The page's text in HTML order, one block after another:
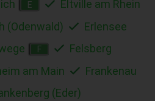
E
Eltville am Rhein
(Odenwald)
Erlensee
F
Felsberg
am Main
Frankenau
(Eder)